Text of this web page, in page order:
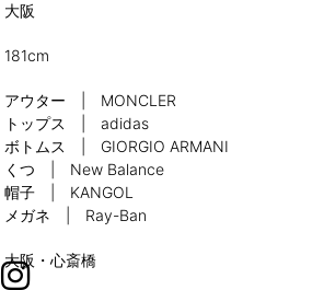
大阪
181cm
アウター | MONCLER
トップス | adidas
ボトムス | GIORGIO ARMANI
くつ | New Balance
帽子 | KANGOL
メガネ | Ray-Ban
大阪・心斎橋